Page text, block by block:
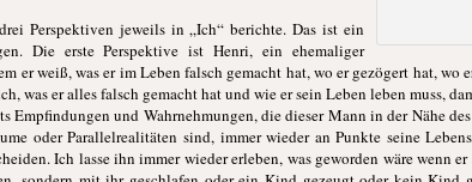
Perspektiven jeweils in „Ich“ berichte. Das ist ein
Die erste Perspektive ist Henri, ein ehemaliger
er weiß, was er im Leben falsch gemacht hat, wo er gezögert hat, wo
was er alles falsch gemacht hat und wie er sein Leben leben muss,
Empfindungen und Wahrnehmungen, die dieser Mann in der Nähe
oder Parallelrealitäten sind, immer wieder an Punkte seine
Ich lasse ihn immer wieder erleben, was geworden wäre wenn